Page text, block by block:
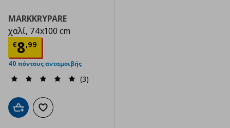
MARKKRYPARE
χαλί, 74x100 cm
€8,99
Τρέχουσα τιμή
40 πόντους ανταμοιβής
(3)
Προσθήκη στο καλάθι
Προσθήκη στα αγαπημένα